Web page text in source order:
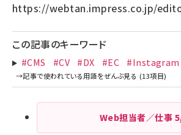
https://webtan.impress.co.jp/
この記事のキーワード
#CMS #CV #DX #EC #Instagram
Web担当者／仕事